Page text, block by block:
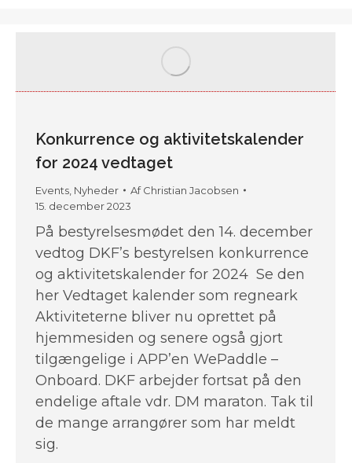
Konkurrence og aktivitetskalender
for 2024 vedtaget
Events, Nyheder AfChristian Jacobsen
15. december 2023
På bestyrelsesmødet den 14. december
vedtog DKF’s bestyrelsen konkurrence
og aktivitetskalender for 2024 Se den
her Vedtaget kalender som regneark
Aktiviteterne bliver nu oprettet på
hjemmesiden og senere også gjort
tilgængelige i APP’en WePaddle –
Onboard. DKF arbejder fortsat på den
endelige aftale vdr. DM maraton. Tak til
de mange arrangører som har meldt
sig.